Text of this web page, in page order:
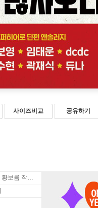
사이즈비교 공유하기
뮤지컬 〈휴남동 서점〉X 황보름 작가 북토크